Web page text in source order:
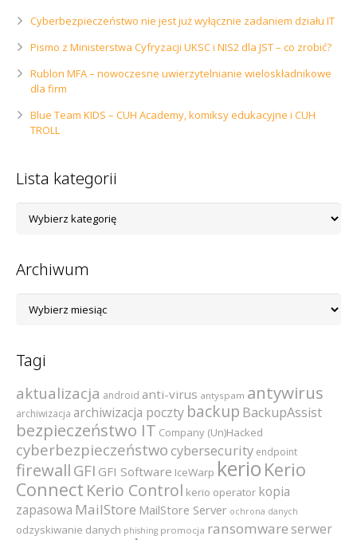
Cyberbezpieczeństwo nie jest już wyłącznie zadaniem działu IT
Pismo z Ministerstwa Cyfryzacji UKSC i NIS2 dla JST – co zrobić?
Rublon MFA – nowoczesne uwierzytelnianie wieloskładnikowe
dla firm
Blue Team KIDS – CUH Academy, komiksy edukacyjne i CUH
TROLL
Lista kategorii
kategorii
Archiwum
Tagi
aktualizacja android anti-virus antyspam antywirus
archiwizacja archiwizacja poczty backup BackupAssist
bezpieczeństwo IT Company (Un)Hacked
cyberbezpieczeństwocybersecurity endpoint
firewall GFI GFI Software IceWarp kerio Kerio
Connect Kerio Control kerio operator kopia
zapasowa MailStore MailStore Server ochrona danych
odzyskiwanie danych phishing promocja ransomware serwer